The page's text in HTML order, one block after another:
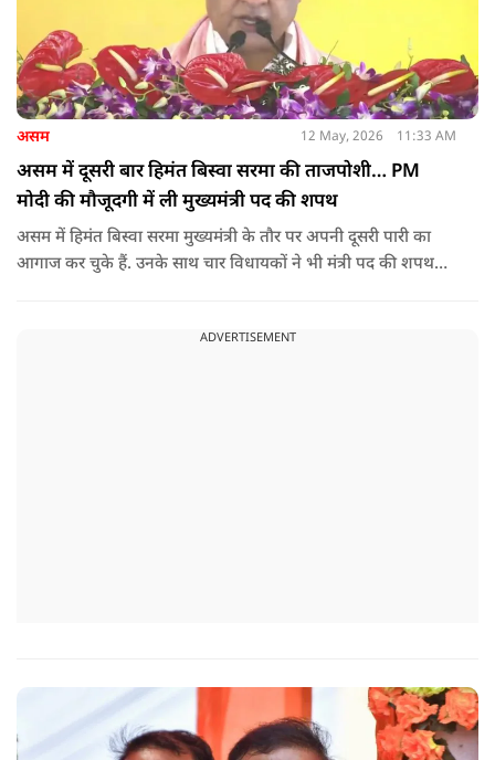
असम 12 May, 2026 11:33 AM
असम में दूसरी बार हिमंत बिस्वा सरमा की ताजपोशी… PM
मोदी की मौजूदगी में ली मुख्यमंत्री पद की शपथ
असम में हिमंत बिस्वा सरमा मुख्यमंत्री के तौर पर अपनी दूसरी पारी का
आगाज कर चुके हैं. उनके साथ चार विधायकों ने भी मंत्री पद की शपथ
ADVERTISEMENT